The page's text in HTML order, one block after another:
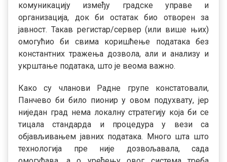
комуникацију између градске управе и
организација, док би остатак био отворен за
јавност. Такав регистар/сервер (или више њих)
омогућио би свима коришћење података без
константних тражења дозвола, али и анализу и
укрштање података, што је веома важно.
Како су чланови Радне групе констатовали,
Панчево би било пионир у овом подухвату, јер
ниједан град нема локалну стратегију која би се
тицала стандарда и процедура у вези са
објављивањем јавних података. Много шта што
технологија пре није дозвољавала, сада